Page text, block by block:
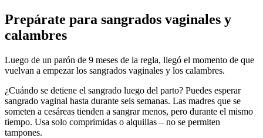
Prepárate para sangrados vaginales y
calambres
Luego de un parón de 9 meses de la regla, llegó el momento de que
vuelvan a empezar los sangrados vaginales y los calambres.
¿Cuándo se detiene el sangrado luego del parto? Puedes esperar
sangrado vaginal hasta durante seis semanas. Las madres que se
someten a cesáreas tienden a sangrar menos, pero durante el mismo
tiempo. Usa solo comprimidas o alquillas – no se permiten
tampones.